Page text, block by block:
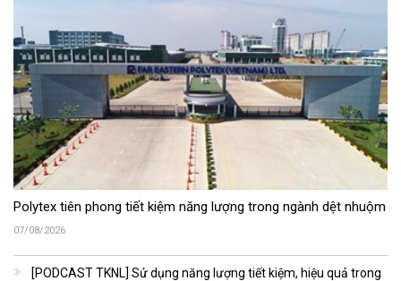
Polytex tiên phong tiết kiệm năng lượng trong ngành dệt nhuộm
07/08/2026
[PODCAST TKNL] Sử dụng năng lượng tiết kiệm, hiệu quả trong